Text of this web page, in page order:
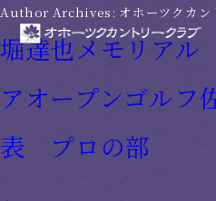
Author Archives: オホーツクカ
堀達也メモリア
アオープンゴル
表 プロの部